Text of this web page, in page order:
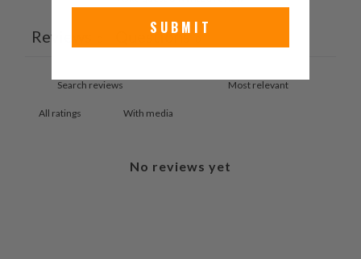
Reviews Questions
With media
No reviews yet
SUBMIT